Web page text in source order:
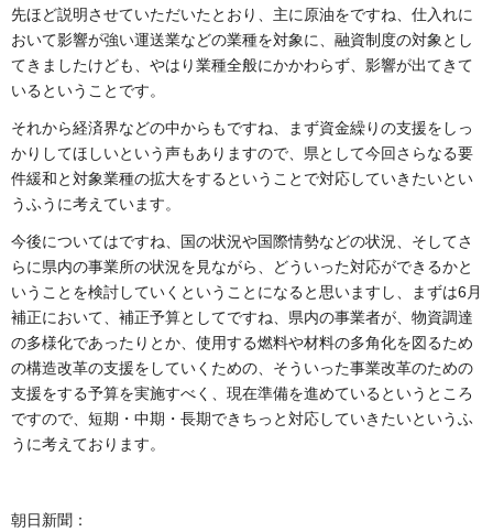
先ほど説明させていただいたとおり、主に原油をですね、仕入れに
おいて影響が強い運送業などの業種を対象に、融資制度の対象とし
てきましたけども、やはり業種全般にかかわらず、影響が出てきて
いるということです。
それから経済界などの中からもですね、まず資金繰りの支援をしっ
かりしてほしいという声もありますので、県として今回さらなる要
件緩和と対象業種の拡大をするということで対応していきたいとい
うふうに考えています。
今後についてはですね、国の状況や国際情勢などの状況、そしてさ
らに県内の事業所の状況を見ながら、どういった対応ができるかと
いうことを検討していくということになると思いますし、まずは6月
補正において、補正予算としてですね、県内の事業者が、物資調達
の多様化であったりとか、使用する燃料や材料の多角化を図るため
の構造改革の支援をしていくための、そういった事業改革のための
支援をする予算を実施すべく、現在準備を進めているというところ
ですので、短期・中期・長期できちっと対応していきたいというふ
うに考えております。
朝日新聞：